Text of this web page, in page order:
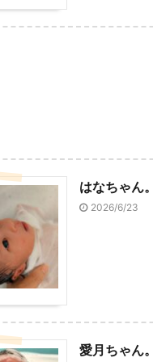
はなちゃん
2026/6/23
愛月ちゃん